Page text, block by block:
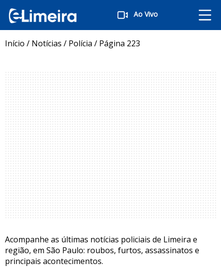
Ao Vivo
Início / Notícias / Polícia / Página 223
Acompanhe as últimas notícias policiais de Limeira e
região, em São Paulo: roubos, furtos, assassinatos e
principais acontecimentos.